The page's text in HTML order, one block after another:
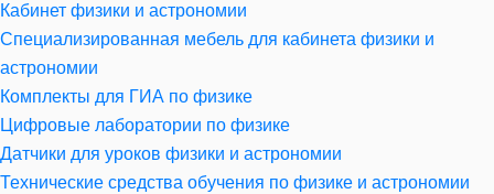
Кабинет физики и астрономии
Специализированная мебель для кабинета физики и
астрономии
Комплекты для ГИА по физике
Цифровые лаборатории по физике
Датчики для уроков физики и астрономии
Технические средства обучения по физике и астрономии